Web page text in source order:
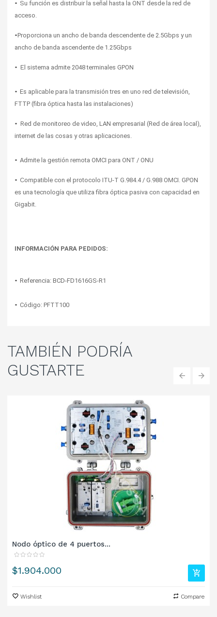
• Su función es distribuir la señal hasta la ONT desde la red de
acceso.
•Proporciona un ancho de banda descendente de 2.5Gbps y un
ancho de banda ascendente de 1.25Gbps
• E l sistema admite 2048 terminales GPON
• Es aplicable para la transmisión tres en uno red de televisión,
FTTP (fibra óptica hasta las instalaciones)
• Red de monitoreo de video, LAN empresarial (Red de área local),
internet de las cosas y otras aplicaciones.
• Admite la gestión remota OMCI para ONT / ONU
• Compatible con el protocolo ITU-T G.984.4 / G.988 OMCI. GPON
es una tecnología que utiliza fibra óptica pasiva con capacidad en
Gigabit.
INFORMACIÓN PARA PEDIDOS:
• Referencia: BCD-FD1616GS-R1
• Código: PFTT100
TAMBIÉN PODRÍA
GUSTARTE
Nodo óptico de 4 puertos...
Precio
$1.904.000
Wishlist Compare